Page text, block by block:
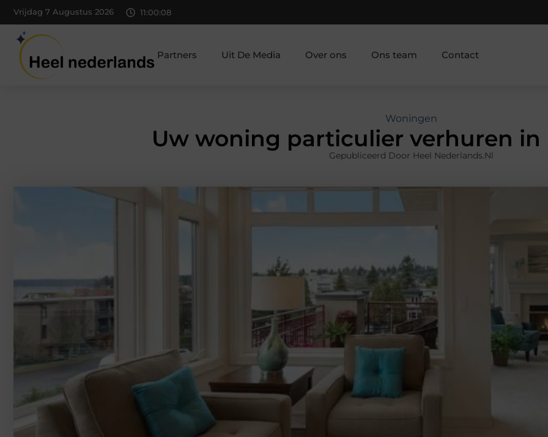
Vrijdag 7 Augustus 2026 11:00:09
Partners Uit De Media Over ons Ons team Contact
Woningen
Uw woning particulier verhuren in
Gepubliceerd Door Heel Nederlands.nl